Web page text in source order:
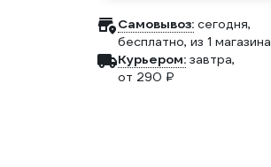
Самовывоз: сегодня,
бесплатно, из 1 магазина
Курьером: завтра,
от 290 ₽